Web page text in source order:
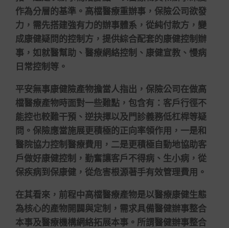
作為分層的基準。高檔醫療重辦事，保險公司欲發
力，需先搭建強有力的辦事體系，從純付款方，變
成康健疑問的控制方，提供綜合配套的康健控制辦
事，如就醫幫助、醫療網絡控制、康健宣教、慢病
日常控制等。
平安無事康健險產物擔當人指出，保險公司在做高
檔醫療產物時面對一些難點，包含有：客戶行徑不
能控也較難干預、逆抉擇以及門診義務低杠桿等疑
問。保險應當施展更積極的正向率領作用，一是和
醫院協力控制醫療費用，二是更積極自動地協助客
戶做好康健控制，勤奮讓客戶不得病、生小病，從
保疾病到保康健，從危害根源著手有效管理費用。
在其看來，前程中高檔醫療產物是以醫療康健生態
為核心的產物開闢與定制，需求具備醫健辦事整合
本事及醫療機構網絡拓展本事。所謂醫健辦事整合